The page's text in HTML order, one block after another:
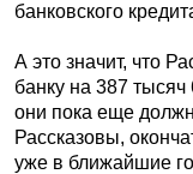
банковского
А это значит, что
банку на 387
они пока еще
Рассказовы,
уже в ближайшие